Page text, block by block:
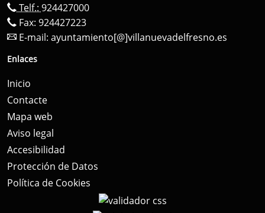
Telf.: 924427000
Fax: 924427223
E-mail: ayuntamiento[@]villanuevadelfresno.es
Enlaces
Inicio
Contacte
Mapa web
Aviso legal
Accesibilidad
Protección de Datos
Política de Cookies